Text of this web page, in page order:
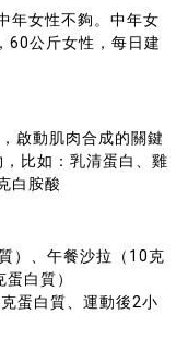
年女性不夠。中年女
60公斤女性，每日建
啟動肌肉合成的關鍵
比如：乳清蛋白、雞
白胺酸
）、午餐沙拉（10克
白質）
蛋白質、運動後2小